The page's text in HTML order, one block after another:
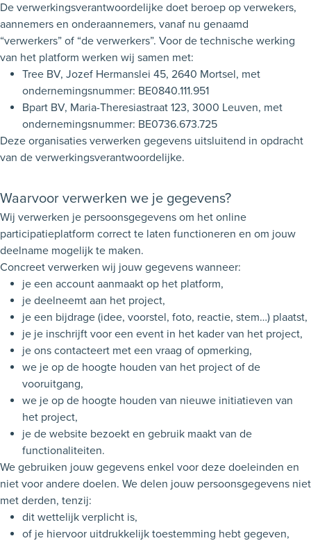
De verwerkingsverantwoordelijke doet beroep op verwekers,
aannemers en onderaannemers, vanaf nu genaamd
“verwerkers” of “de verwerkers”. Voor de technische werking
van het platform werken wij samen met:
Tree BV, Jozef Hermanslei 45, 2640 Mortsel, met
ondernemingsnummer: BE0840.111.951
Bpart BV, Maria-Theresiastraat 123, 3000 Leuven, met
ondernemingsnummer: BE0736.673.725
Deze organisaties verwerken gegevens uitsluitend in opdracht
van de verwerkingsverantwoordelijke.
Waarvoor verwerken we je gegevens?
Wij verwerken je persoonsgegevens om het online
participatieplatform correct te laten functioneren en om jouw
deelname mogelijk te maken.
Concreet verwerken wij jouw gegevens wanneer:
je een account aanmaakt op het platform,
je deelneemt aan het project,
je een bijdrage (idee, voorstel, foto, reactie, stem…) plaatst,
je je inschrijft voor een event in het kader van het project,
je ons contacteert met een vraag of opmerking,
we je op de hoogte houden van het project of de
vooruitgang,
we je op de hoogte houden van nieuwe initiatieven van
het project,
je de website bezoekt en gebruik maakt van de
functionaliteiten.
We gebruiken jouw gegevens enkel voor deze doeleinden en
niet voor andere doelen. We delen jouw persoonsgegevens niet
met derden, tenzij:
dit wettelijk verplicht is,
of je hiervoor uitdrukkelijk toestemming hebt gegeven,